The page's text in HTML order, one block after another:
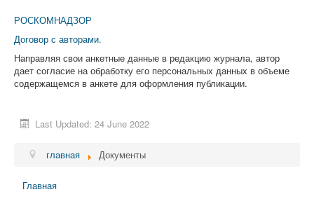
Фестивали
Архив
РОСКОМНАДЗОР
Договор с авторами.
Направляя свои анкетные данные в редакцию журнала, автор
дает согласие на обработку его персональных данных в объеме
содержащемся в анкете для оформления публикации.
Last Updated: 24 June 2022
главная Документы
Главная